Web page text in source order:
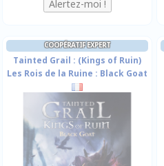
COOPÉRATIF EXPERT
Tainted Grail : (Kings of Ruin)
Les Rois de la Ruine : Black Goat